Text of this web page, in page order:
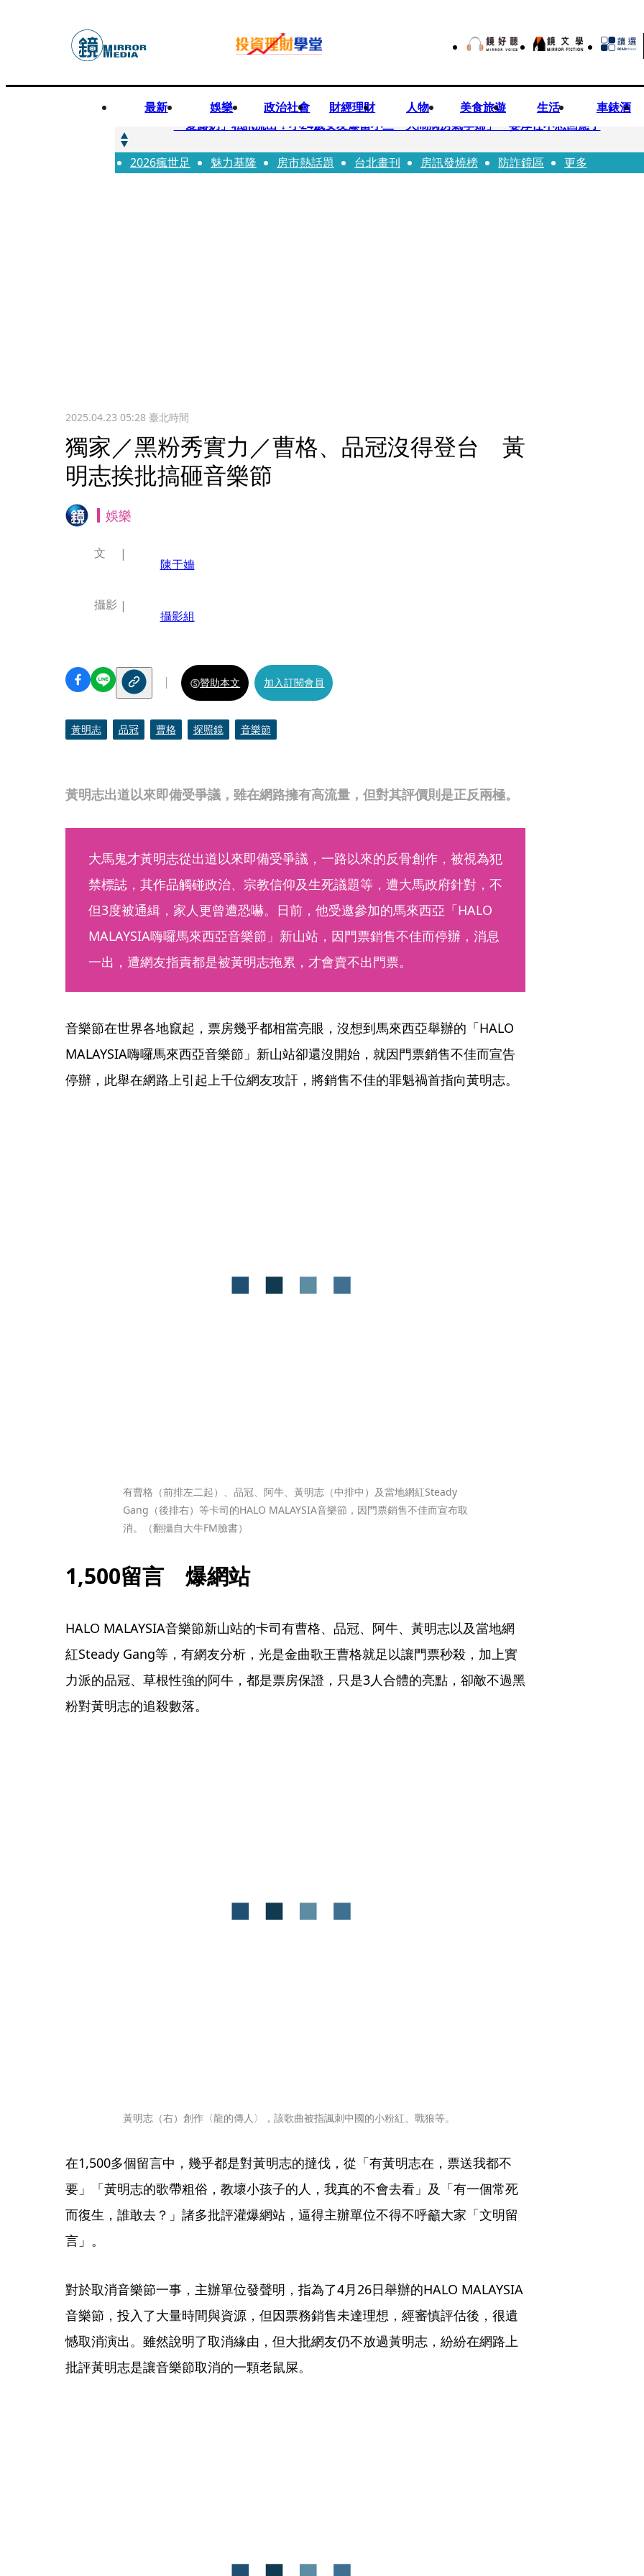
最新 娛樂 政治社會 財經理財 人物 美食旅遊 生活 車錶酒
快訊
「愛露奶」私訊流出！小24歲女友爆當小三「大鬧病房氣孕婦」 姜厚任不忍回應了
快訊
台玻夫人稱長子抑鬱輕生 兒媳譚以欣：若愛只在完全順從才給予，就不是無條件的愛
2026瘋世足 魅力基隆 房市熱話題 台北畫刊 房訊發燒榜 防詐鏡區 更多
2025.04.23 05:28臺北時間
獨家／黑粉秀實力／曹格、品冠沒得登台 黃
明志挨批搞砸音樂節
娛樂
黃明志出道以來即備受爭議，雖在網路擁有高流量，但對其評價則是正反兩極。
文
陳于嬙
攝影
攝影組
贊助本文 加入訂閱會員
黃明志 品冠 曹格 探照鏡 音樂節
大馬鬼才黃明志從出道以來即備受爭議，一路以來的反骨創作，被視為犯
禁標誌，其作品觸碰政治、宗教信仰及生死議題等，遭大馬政府針對，不
但3度被通緝，家人更曾遭恐嚇。日前，他受邀參加的馬來西亞「HALO
MALAYSIA嗨囉馬來西亞音樂節」新山站，因門票銷售不佳而停辦，消息
一出，遭網友指責都是被黃明志拖累，才會賣不出門票。
音樂節在世界各地竄起，票房幾乎都相當亮眼，沒想到馬來西亞舉辦的「HALO
MALAYSIA嗨囉馬來西亞音樂節」新山站卻還沒開始，就因門票銷售不佳而宣告
停辦，此舉在網路上引起上千位網友攻訐，將銷售不佳的罪魁禍首指向黃明志。
有曹格（前排左二起）、品冠、阿牛、黃明志（中排中）及當地網紅Steady
Gang（後排右）等卡司的HALO MALAYSIA音樂節，因門票銷售不佳而宣布取
消。（翻攝自大牛FM臉書）
1,500留言　爆網站
HALO MALAYSIA音樂節新山站的卡司有曹格、品冠、阿牛、黃明志以及當地網
紅Steady Gang等，有網友分析，光是金曲歌王曹格就足以讓門票秒殺，加上實
力派的品冠、草根性強的阿牛，都是票房保證，只是3人合體的亮點，卻敵不過黑
粉對黃明志的追殺數落。
黃明志（右）創作〈龍的傳人〉，該歌曲被指諷刺中國的小粉紅、戰狼等。
在1,500多個留言中，幾乎都是對黃明志的撻伐，從「有黃明志在，票送我都不
要」「黃明志的歌帶粗俗，教壞小孩子的人，我真的不會去看」及「有一個常死
而復生，誰敢去？」諸多批評灌爆網站，逼得主辦單位不得不呼籲大家「文明留
言」。
對於取消音樂節一事，主辦單位發聲明，指為了4月26日舉辦的HALO MALAYSIA
音樂節，投入了大量時間與資源，但因票務銷售未達理想，經審慎評估後，很遺
憾取消演出。雖然說明了取消緣由，但大批網友仍不放過黃明志，紛紛在網路上
批評黃明志是讓音樂節取消的一顆老鼠屎。